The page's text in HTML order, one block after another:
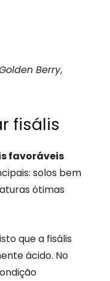
Berry,
fisális
favoráveis
solos bem
ótimas
que a fisális
ácido. No